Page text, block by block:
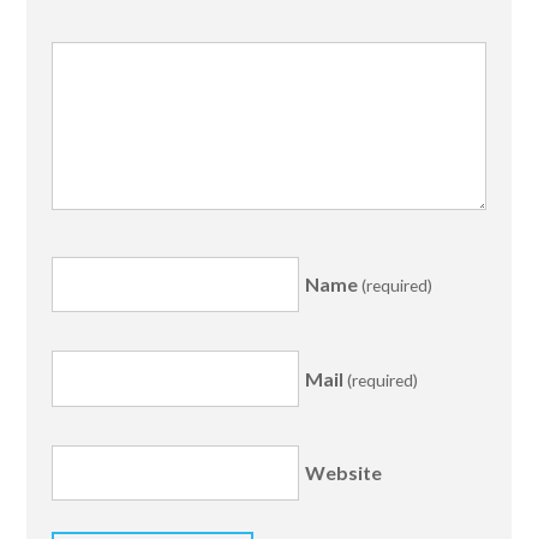
Name(required)
Mail (required)
Website